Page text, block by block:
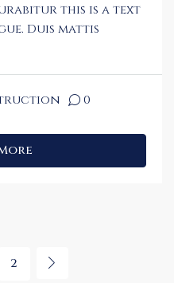
this is a text
Duis mattis
0
2